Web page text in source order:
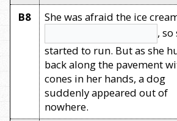
B8
She was afraid the ice
, so
started to run. But as she
back along the pavement
cones in her hands, a dog
suddenly appeared out of
nowhere.